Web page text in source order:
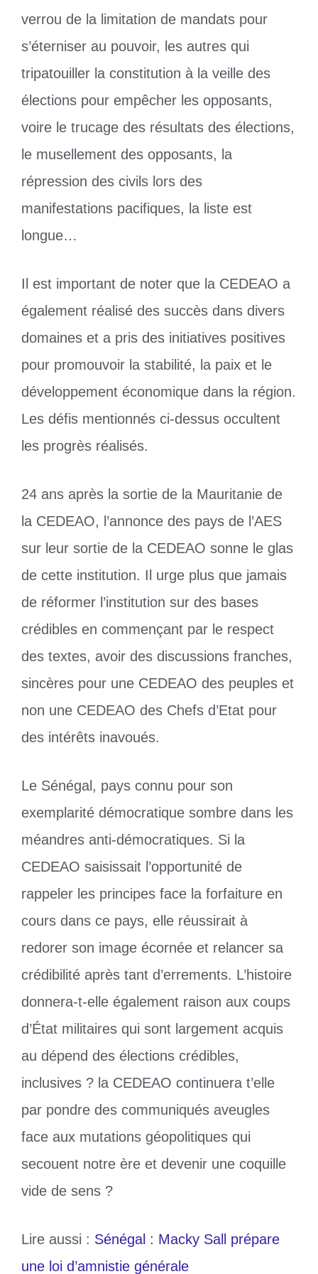
verrou de la limitation de mandats pour
s’éterniser au pouvoir, les autres qui
tripatouiller la constitution à la veille des
élections pour empêcher les opposants,
voire le trucage des résultats des élections,
le musellement des opposants, la
répression des civils lors des
manifestations pacifiques, la liste est
longue…
Il est important de noter que la CEDEAO a
également réalisé des succès dans divers
domaines et a pris des initiatives positives
pour promouvoir la stabilité, la paix et le
développement économique dans la région.
Les défis mentionnés ci-dessus occultent
les progrès réalisés.
24 ans après la sortie de la Mauritanie de
la CEDEAO, l’annonce des pays de l’AES
sur leur sortie de la CEDEAO sonne le glas
de cette institution. Il urge plus que jamais
de réformer l’institution sur des bases
crédibles en commençant par le respect
des textes, avoir des discussions franches,
sincères pour une CEDEAO des peuples et
non une CEDEAO des Chefs d’Etat pour
des intérêts inavoués.
Le Sénégal, pays connu pour son
exemplarité démocratique sombre dans les
méandres anti-démocratiques. Si la
CEDEAO saisissait l’opportunité de
rappeler les principes face la forfaiture en
cours dans ce pays, elle réussirait à
redorer son image écornée et relancer sa
crédibilité après tant d’errements. L’histoire
donnera-t-elle également raison aux coups
d’État militaires qui sont largement acquis
au dépend des élections crédibles,
inclusives ? la CEDEAO continuera t’elle
par pondre des communiqués aveugles
face aux mutations géopolitiques qui
secouent notre ère et devenir une coquille
vide de sens ?
Lire aussi : Sénégal : Macky Sall prépare
une loi d’amnistie générale